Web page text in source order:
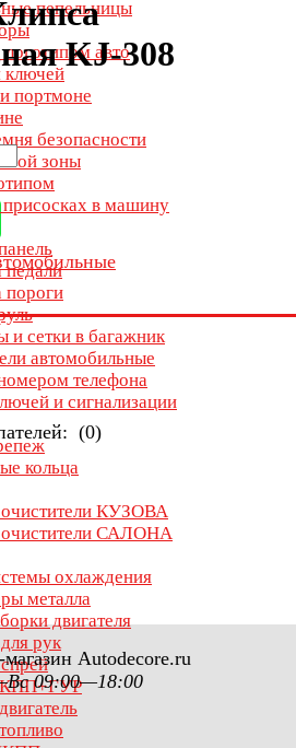
пепельницы
авто
ключей
портмоне
безопасности
зоны
в машину
педали
пороги
и сетки в багажник
автомобильные
телефона
и сигнализации
кольца
КУЗОВА
САЛОНА
охлаждения
металла
двигателя
рук
KJ-308
(0)
Autodecore.ru
09:00—18:00